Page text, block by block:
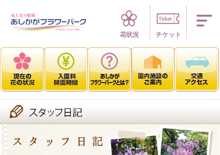
四季折々 花の
花状況 チケット